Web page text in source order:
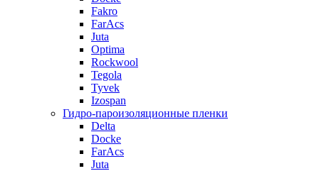
Fakro
FarAcs
Juta
Optima
Rockwool
Tegola
Tyvek
Izospan
Гидро-пароизоляционные пленки
Delta
Docke
FarAcs
Juta